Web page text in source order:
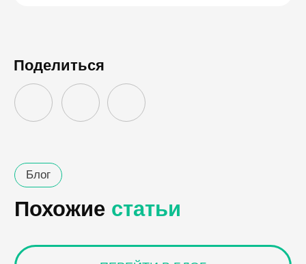
Поделиться